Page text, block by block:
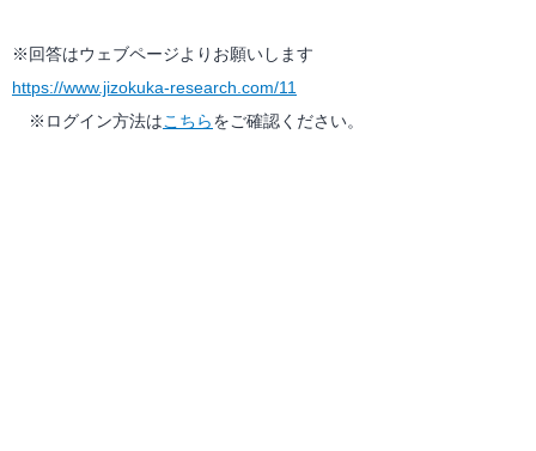
※回答はウェブページよりお願いします
https://www.jizokuka-research.com/11
※ログイン方法はこちらをご確認ください。